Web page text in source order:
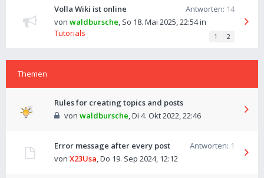
Volla Wiki ist online Antworten: 14
von waldbursche, So 18. Mai 2025, 22:54in
Tutorials
1 2
Themen
Rules for creating topics and posts
von waldbursche,Di 4. Okt 2022, 22:46
Error message after every post Antworten: 1
von X23Usa,Do 19. Sep 2024, 12:12